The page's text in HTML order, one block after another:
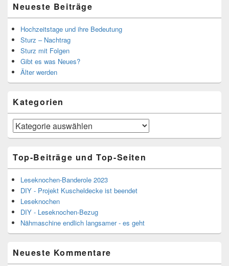
Neueste Beiträge
Hochzeitstage und ihre Bedeutung
Sturz – Nachtrag
Sturz mit Folgen
Gibt es was Neues?
Älter werden
Kategorien
Kategorien
Top-Beiträge und Top-Seiten
Leseknochen-Banderole 2023
DIY - Projekt Kuscheldecke ist beendet
Leseknochen
DIY - Leseknochen-Bezug
Nähmaschine endlich langsamer - es geht
Neueste Kommentare